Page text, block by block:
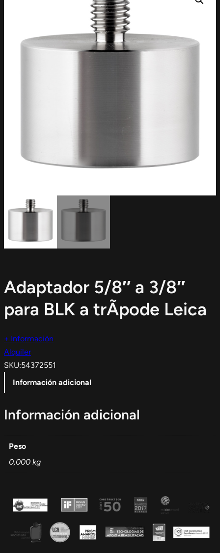
Adaptador 5/8″ a 3/8″
para BLK a trÃ­pode Leica
+ Información
Alquiler
SKU:54372551
Información adicional
Información adicional
Peso
0,000 kg